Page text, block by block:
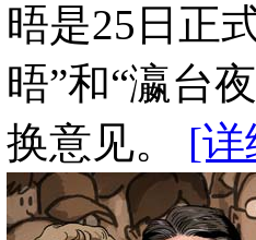
晤是25日正
晤”和“瀛台
换意见。 [详